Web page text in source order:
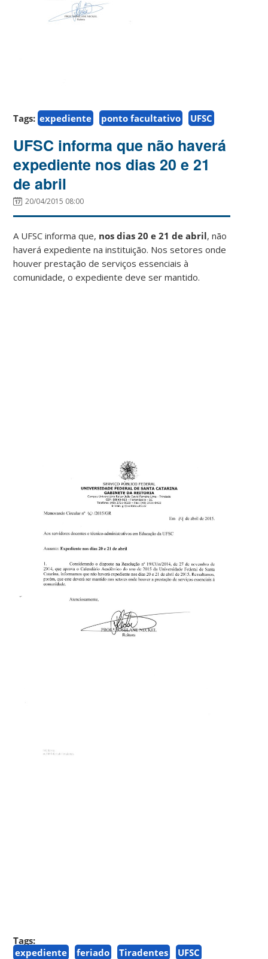
Tags: expediente ponto facultativo UFSC
UFSC informa que não haverá
expediente nos dias 20 e 21
de abril
20/04/2015 08:00
A UFSC informa que, nos dias 20 e 21 de abril, não
haverá expediente na instituição. Nos setores onde
houver prestação de serviços essenciais à
comunidade, o expediente deve ser mantido.
Tags:
expediente
feriado Tiradentes UFSC